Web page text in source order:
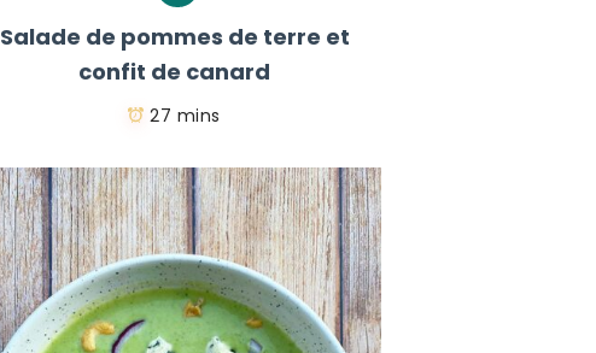
Salade de pommes de terre et
confit de canard
27 mins